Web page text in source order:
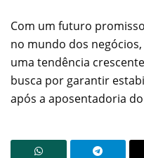
Com um futuro
no mundo dos
uma tendência
busca por garantir
após a aposentadoria